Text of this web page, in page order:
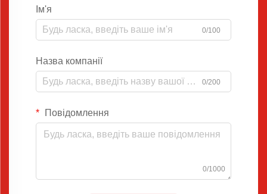
Ім'я
0/100
Назва компанії
0/200
Повідомлення
0/1000